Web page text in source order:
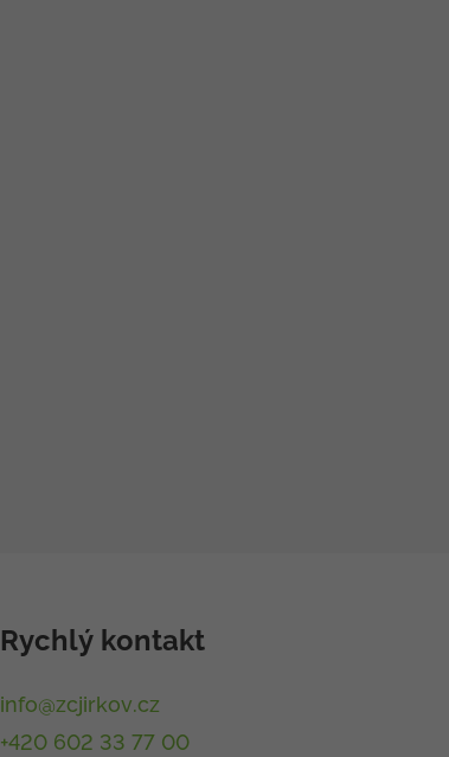
Rychlý kontakt
info@zcjirkov.cz
+420 602 33 77 00